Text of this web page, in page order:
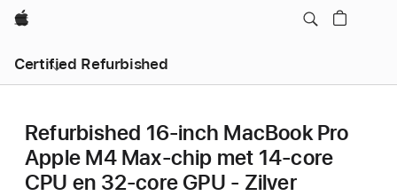
Apple
Certified Refurbished
Refurbished 16‑inch MacBook Pro
Apple M4 Max-chip met 14‑core
CPU en 32‑core GPU - Zilver